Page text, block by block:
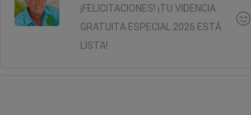
¡FELICITACIONES! ¡TU VIDENCIA
GRATUITA ESPECIAL 2026 ESTÁ
LISTA!